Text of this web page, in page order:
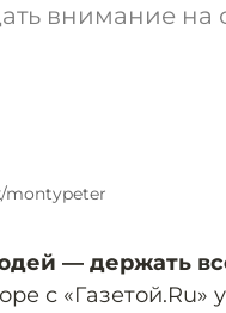
внимание на
montypeter
— держать
с